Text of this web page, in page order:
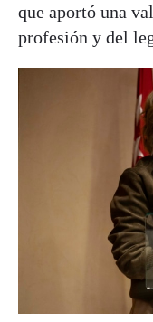
que aportó una
profesión y del